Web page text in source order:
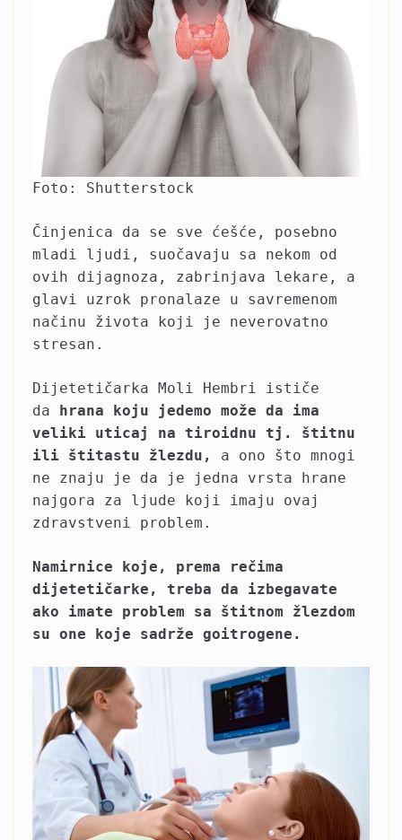
Foto: Shutterstock
Činjenica da se sve ćešće, posebno
mladi ljudi, suočavaju sa nekom od
ovih dijagnoza, zabrinjava lekare, a
glavi uzrok pronalaze u savremenom
načinu života koji je neverovatno
stresan.
Dijetetičarka Moli Hembri ističe
da hrana koju jedemo može da ima
veliki uticaj na tiroidnu tj. štitnu
ili štitastu žlezdu,
a ono što mnogi
ne znaju je da je jedna vrsta hrane
najgora za ljude koji imaju ovaj
zdravstveni problem.
Namirnice koje, prema rečima
dijetetičarke, treba da izbegavate
ako imate problem sa štitnom žlezdom
su one koje sadrže goitrogene.